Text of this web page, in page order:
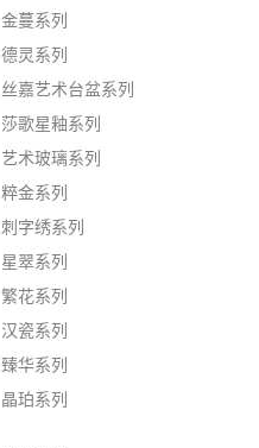
金蔓系列
德灵系列
丝嘉艺术台盆系列
莎歌星釉系列
艺术玻璃系列
粹金系列
刺字绣系列
星翠系列
繁花系列
汉瓷系列
臻华系列
晶珀系列